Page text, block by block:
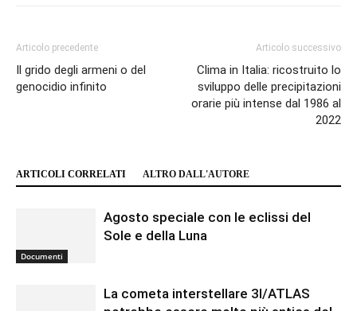
Articolo precedente
Il grido degli armeni o del
genocidio infinito
Articolo successivo
Clima in Italia: ricostruito lo
sviluppo delle precipitazioni
orarie più intense dal 1986 al
2022
ARTICOLI CORRELATI ALTRO DALL'AUTORE
Documenti
Agosto speciale con le eclissi del
Sole e della Luna
La cometa interstellare 3I/ATLAS